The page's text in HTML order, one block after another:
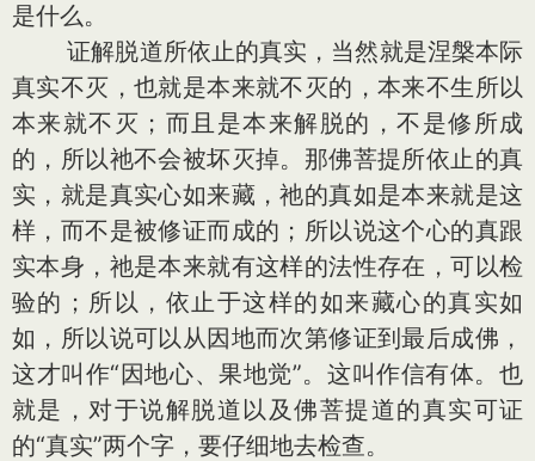
是什么。
证解脱道所依止的真实，当然就是涅槃本际
真实不灭，也就是本来就不灭的，本来不生所以
本来就不灭；而且是本来解脱的，不是修所成
的，所以祂不会被坏灭掉。那佛菩提所依止的真
实，就是真实心如来藏，祂的真如是本来就是这
样，而不是被修证而成的；所以说这个心的真跟
实本身，祂是本来就有这样的法性存在，可以检
验的；所以，依止于这样的如来藏心的真实如
如，所以说可以从因地而次第修证到最后成佛，
这才叫作“因地心、果地觉”。这叫作信有体。也
就是，对于说解脱道以及佛菩提道的真实可证
的“真实”两个字，要仔细地去检查。